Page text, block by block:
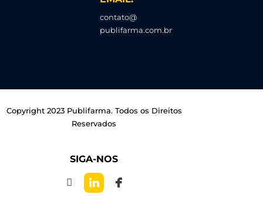
contato@
publifarma.com.br
Copyright 2023 Publifarma. Todos os Direitos
Reservados
SIGA-NOS